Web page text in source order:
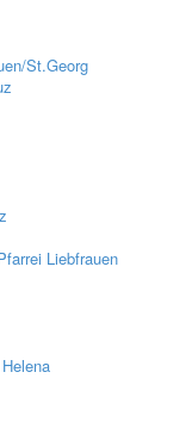
St.Georg
Liebfrauen